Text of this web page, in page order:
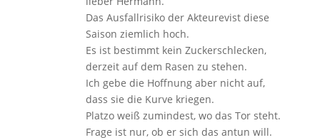
Das Ausfallrisiko der Akteurevist diese
Saison ziemlich hoch.
Es ist bestimmt kein Zuckerschlecken,
derzeit auf dem Rasen zu stehen.
Ich gebe die Hoffnung aber nicht auf,
dass sie die Kurve kriegen.
Platzo weiß zumindest, wo das Tor steht.
Frage ist nur, ob er sich das antun will.